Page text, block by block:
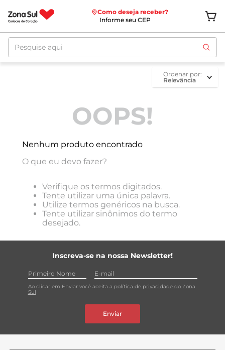
Como deseja receber?
Informe seu CEP
Pesquise aqui
ordenar por
Relevância
OOPS!
Nenhum produto encontrado
O que eu devo fazer?
Verifique os termos digitados.
Tente utilizar uma única palavra.
Utilize termos genéricos na busca.
Tente utilizar sinônimos do termo
desejado.
Inscreva-se na nossa Newsletter!
Ao clicar em Enviar você aceita a política de privacidade do Zona
Sul
Enviar